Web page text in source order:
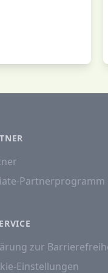
Partnerprogramm
zur
Einstellungen